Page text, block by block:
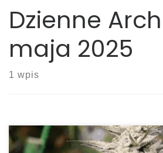
Dzienne
maja 2025
1 wpis